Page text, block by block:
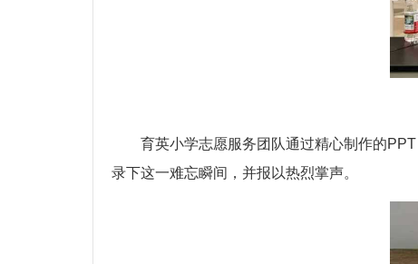
育英小学志愿服务团队通过精心制作的
录下这一难忘瞬间，并报以热烈掌声。